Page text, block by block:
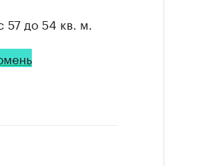
до 54 кв. м.